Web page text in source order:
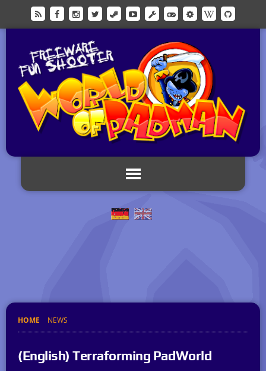
HOME NEWS
(English) Terraforming PadWorld